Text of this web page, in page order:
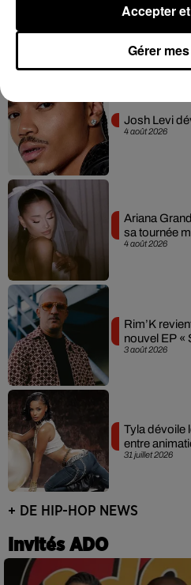
5 août 2026
Après le
le père de
4 août 2026
Josh Levi
4 août 2026
Ariana
sa tournée
3 août 2026
Rim’K
nouvel EP «
31 juillet 2026
Tyla dévoile
entre
+ DE HIP-HOP NEWS
Invités ADO
Gérer
Accepter